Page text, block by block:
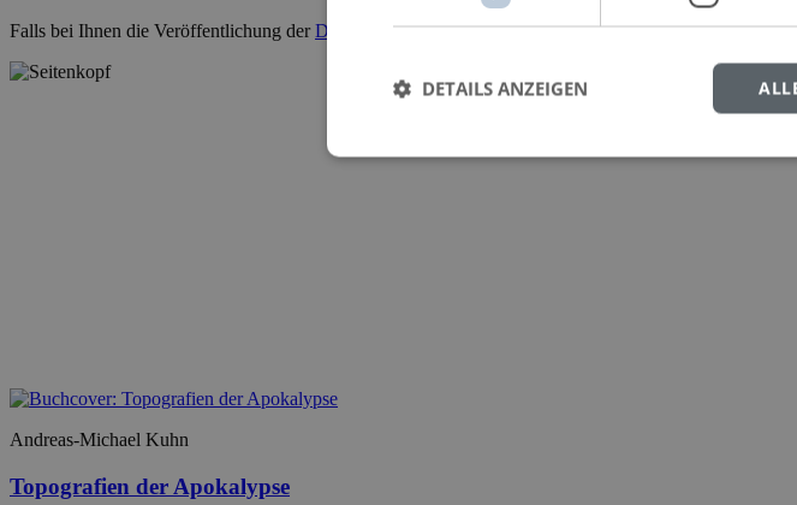
Falls bei Ihnen die Veröffentlichung derDissertationansteht, kontaktieren Sie uns gern.
Andreas-Michael Kuhn
Topografien der Apokalypse
DETAILS ANZEIGEN